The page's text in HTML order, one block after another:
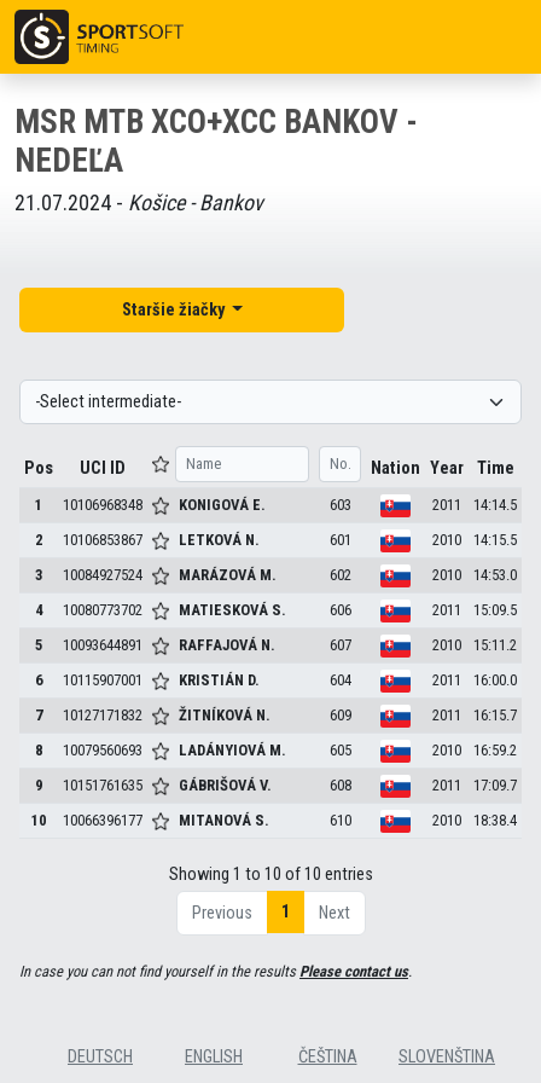
MSR MTB XCO+XCC BANKOV -
NEDEĽA
21.07.2024 - Košice - Bankov
Staršie žiačky
Pos UCI ID Nation Year Time
1 10106968348 KONIGOVÁ E. 603 2011
14:14.5
2
10106853867 LETKOVÁ N. 601 2010
14:15.5
3
10084927524 MARÁZOVÁ M. 602 2010
14:53.0
4
10080773702 MATIESKOVÁ S. 606 2011
15:09.5
5
10093644891 RAFFAJOVÁ N. 607 2010
15:11.2
6
10115907001 KRISTIÁN D. 604 2011
16:00.0
7
10127171832 ŽITNÍKOVÁ N. 609 2011
16:15.7
8
10079560693 LADÁNYIOVÁ M. 605 2010
16:59.2
9
10151761635 GÁBRIŠOVÁV. 608 2011
17:09.7
10
10066396177 MITANOVÁ S. 610 2010 18:38.4
Showing 1 to 10 of 10 entries
Previous
1 Next
In case you can not find yourself in the resultsPlease contact us.
DEUTSCH ENGLISH ČEŠTINA SLOVENŠTINA